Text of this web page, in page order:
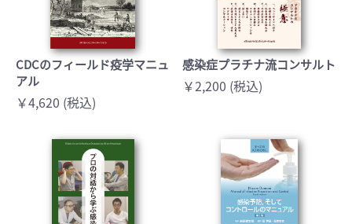
CDCのフィールド疫学マニュ
アル
￥4,620 (税込)
感染症プラチナ流コンサルト
￥2,200 (税込)